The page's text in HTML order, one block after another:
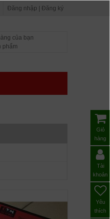
Đăng nhập | Đăng ký
của bạn
phẩm
Giỏ
hàng
Tài
khoản
Yêu
thích